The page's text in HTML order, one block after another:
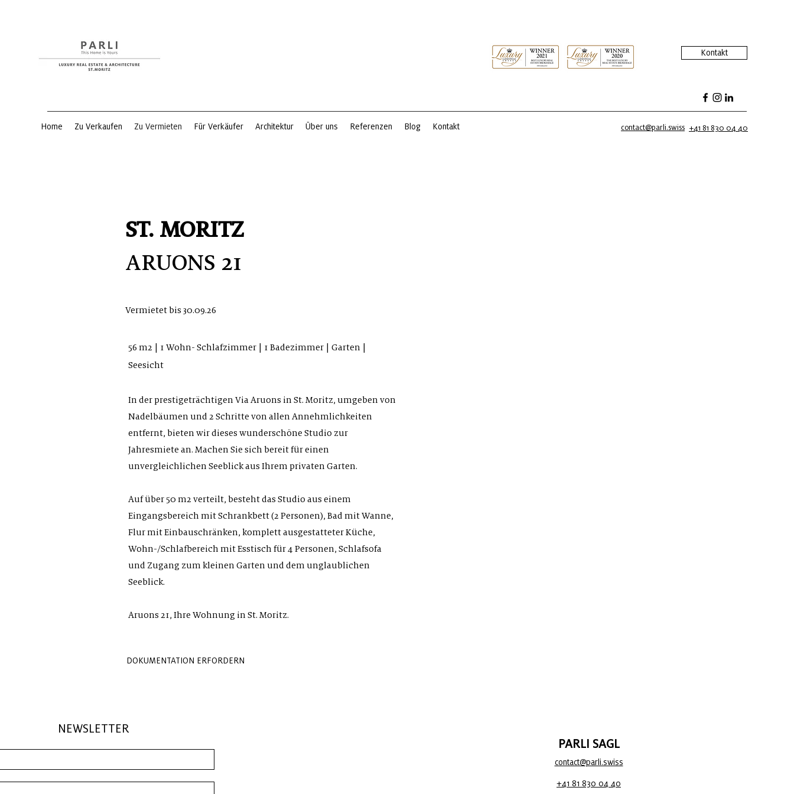
Kontakt
Home Zu Verkaufen Zu Vermieten Für Verkäufer Architektur Über uns Referenzen Blog Kontakt contact@parli.swiss +41 81 830 04 40
ST. MORITZ
ARUONS 21
Vermietet bis 30.09.26
56 m2 | 1 Wohn- Schlafzimmer | 1 Badezimmer | Garten |
Seesicht
In der prestigeträchtigen Via Aruons in St. Moritz, umgeben von
Nadelbäumen und 2 Schritte von allen Annehmlichkeiten
entfernt, bieten wir dieses wunderschöne Studio zur
Jahresmiete an. Machen Sie sich bereit für einen
unvergleichlichen Seeblick aus Ihrem privaten Garten.
Auf über 50 m2 verteilt, besteht das Studio aus einem
Eingangsbereich mit Schrankbett (2 Personen), Bad mit Wanne,
Flur mit Einbauschränken, komplett ausgestatteter Küche,
Wohn-/Schlafbereich mit Esstisch für 4 Personen, Schlafsofa
und Zugang zum kleinen Garten und dem unglaublichen
Seeblick.
Aruons 21, Ihre Wohnung in St. Moritz.
DOKUMENTATION ERFORDERN
NEWSLETTER
PARLI SAGL
contact@parli.swiss
+41 81 830 04 40